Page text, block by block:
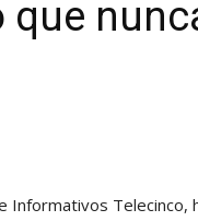
Informativos Telecinco,